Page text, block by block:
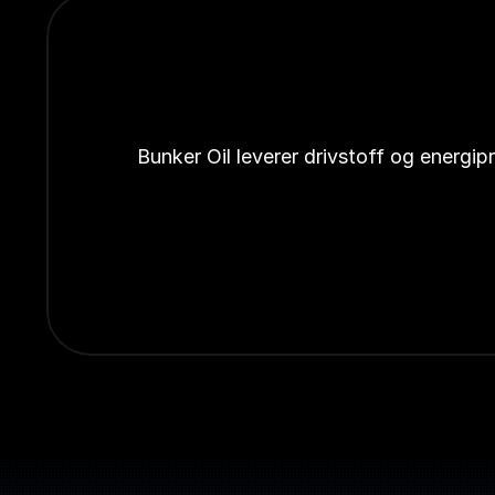
Bunker Oil leverer drivstoff og